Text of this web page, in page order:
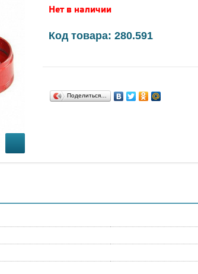
Нет в наличии
Код товара: 280.591
Поделиться…